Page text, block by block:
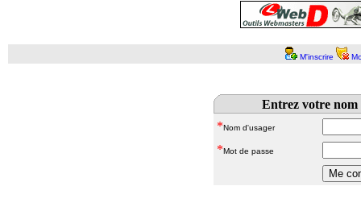
M'inscrire
Entrez votre nom
*Nom d'usager
*Mot de passe